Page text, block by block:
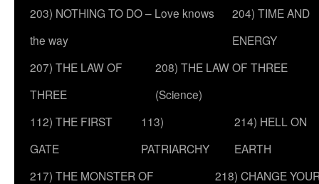
203) NOTHING TO DO – Love knows
the way
204) TIME AND
ENERGY
207) THE LAW OF
THREE
208) THE LAW OF THREE
(Science)
112) THE FIRST
GATE
113)
PATRIARCHY
214) HELL ON
EARTH
217) THE MONSTER OF
218) CHANGE